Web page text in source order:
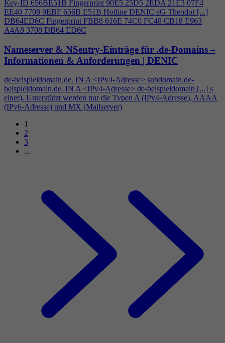
Key-ID 656BE51B Fingerprint 90E5 25D5 2EDA 21E3 07F4
EE40 7708 9EBF 656B E51B Hotline DENIC eG Theodor [...]
DB64ED6C Fingerprint FBB8 616E 74C0 FC48 CB18 E963
A4A8 3708 DB64 ED6C
Nameserver & NSentry-Einträge für .de-Domains –
Informationen & Anforderungen | DENIC
de-beispieldomain.de. IN A <IPv4-Adresse> subdomain.de-
beispieldomain.de. IN A <IPv4-Adresse> de-beispieldomain [...] s
einer). Unterstützt werden nur die Typen A (IPv4-Adresse), AAAA
(IPv6-Adresse) und MX (Mailserver)
1
2
3
...